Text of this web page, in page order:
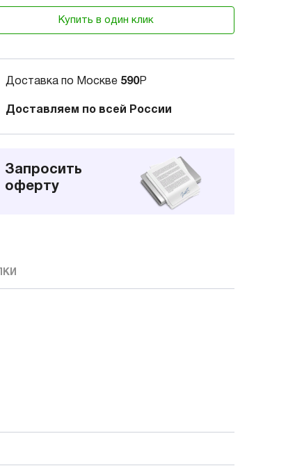
Купить в один клик
Доставка по Москве 590Р
Доставляем по всей России
Запросить
оферту